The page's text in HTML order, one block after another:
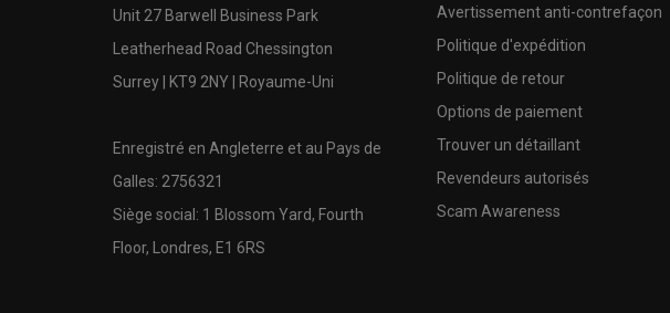
Unit 27 Barwell Business Park
Leatherhead Road Chessington
Surrey | KT9 2NY | Royaume-Uni
Enregistré en Angleterre et au Pays de
Galles: 2756321
Siège social: 1 Blossom Yard, Fourth
Floor, Londres, E1 6RS
Avertissement anti-contrefaçon
Politique d'expédition
Politique de retour
Options de paiement
Trouver un détaillant
Revendeurs autorisés
Scam Awareness